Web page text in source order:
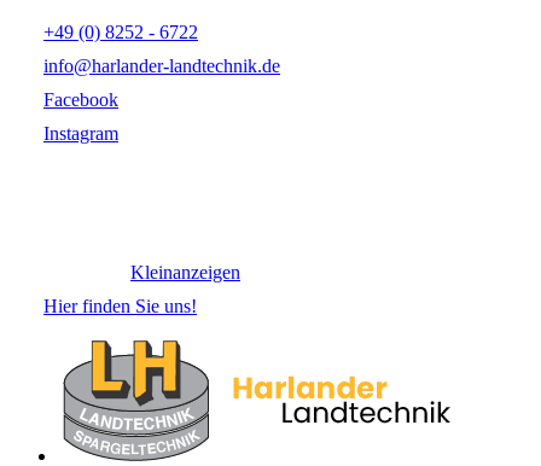
+49 (0) 8252 - 6722
info@harlander-landtechnik.de
Facebook
Instagram
Kleinanzeigen
Hier finden Sie uns!